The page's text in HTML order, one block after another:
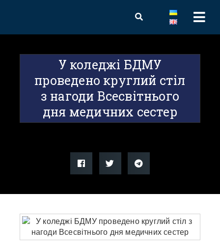
У коледжі БДМУ
проведено круглий стіл
з нагоди Всесвітнього
дня медичних сестер